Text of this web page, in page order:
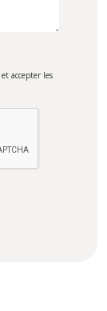
et accepter les